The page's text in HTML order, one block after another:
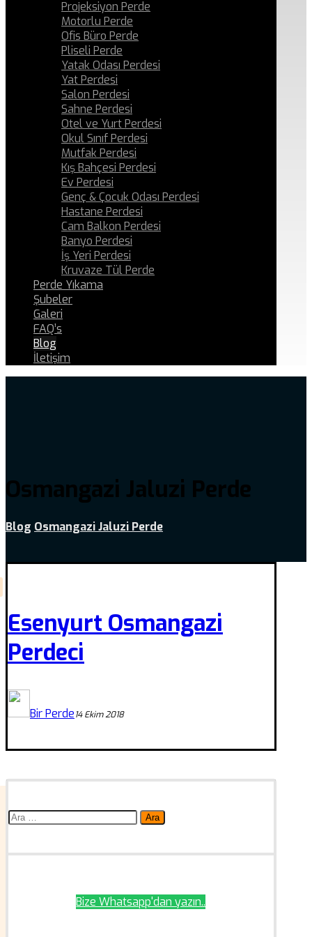
Projeksiyon Perde
Motorlu Perde
Ofis Büro Perde
Pliseli Perde
Yatak Odası Perdesi
Yat Perdesi
Salon Perdesi
Sahne Perdesi
Otel ve Yurt Perdesi
Okul Sınıf Perdesi
Mutfak Perdesi
Kış Bahçesi Perdesi
Ev Perdesi
Genç & Çocuk Odası Perdesi
Hastane Perdesi
Cam Balkon Perdesi
Banyo Perdesi
İş Yeri Perdesi
Kruvaze Tül Perde
Perde Yıkama
Şubeler
Galeri
FAQ’s
Blog
İletişim
Osmangazi Jaluzi Perde
Blog Osmangazi Jaluzi Perde
Esenyurt Osmangazi
Perdeci
Bir Perde14 Ekim 2018
Arama:
Bize Whatsapp'dan yazın..